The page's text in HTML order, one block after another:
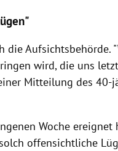
die Aufsichtsbehörde.
wird, die uns
Mitteilung des 40-
Woche ereignet
offensichtliche